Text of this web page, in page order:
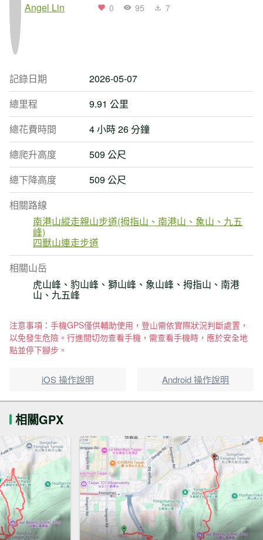
Angel Lin 0 95 7
記錄日期
2026-05-07
總里程
9.91 公里
總花費時間
4 小時 26 分鐘
總爬升高度
509 公尺
總下降高度
509 公尺
相關路線
南港山縱走親山步道(拇指山、南港山、象山、九五
峰)
四獸山連走步道
相關山岳
虎山峰、豹山峰、獅山峰、象山峰、拇指山、南港
山、九五峰
注意事項：手機GPS僅供輔助使用，登山需依實際狀況判斷處置，
以免發生危險。行進間切勿查看手機，需查看手機時，應於安全地
點並停下腳步。
iOS 操作說明 Android 操作說明
相關GPX